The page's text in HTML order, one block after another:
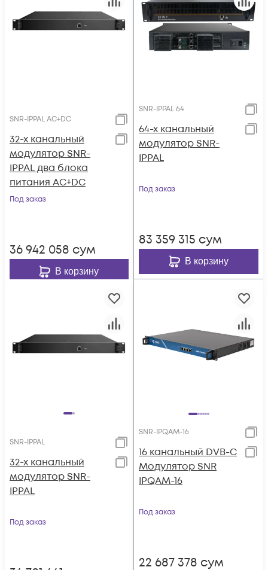
SNR-IPPAL AC+DC
32-х канальный
модулятор SNR-
IPPAL два блока
питания AC+DC
Под заказ
36 942 058 сум
В корзину
SNR-IPPAL 64
64-х канальный
модулятор SNR-
IPPAL
Под заказ
83 359 315 сум
В корзину
SNR-IPPAL
32-х канальный
модулятор SNR-
IPPAL
Под заказ
SNR-IPQAM-16
16 канальный DVB-C
Модулятор SNR
IPQAM-16
Под заказ
22 687 378 сум